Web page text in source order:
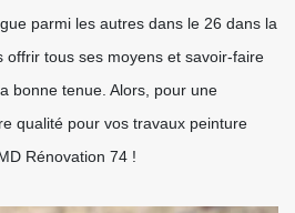
parmi les autres dans le 26 dans la
offrir tous ses moyens et savoir-faire
bonne tenue. Alors, pour une
qualité pour vos travaux peinture
Rénovation 74 !